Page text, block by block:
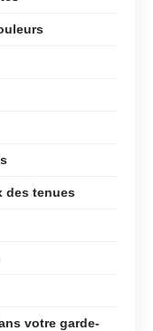
des tenues
votre garde-